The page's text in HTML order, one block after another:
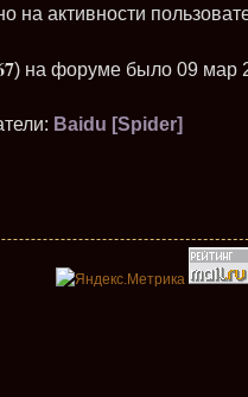
на активности
) на форуме было 09 мар
Baidu [Spider]